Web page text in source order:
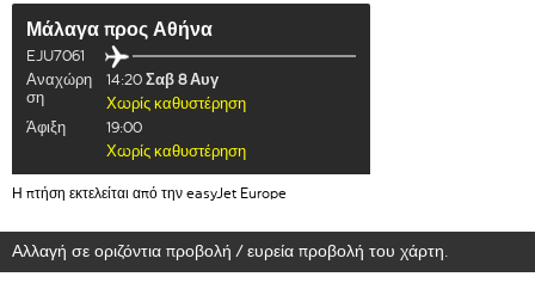
Μάλαγα προς Αθήνα
EJU7061
Αναχώρη
ση
14:20 Σαβ 8 Αυγ
Χωρίς καθυστέρηση
Άφιξη
19:00
Χωρίς καθυστέρηση
Η πτήση εκτελείται από την easyJet Europe
Αλλαγή σε οριζόντια προβολή / ευρεία προβολή του χάρτη.